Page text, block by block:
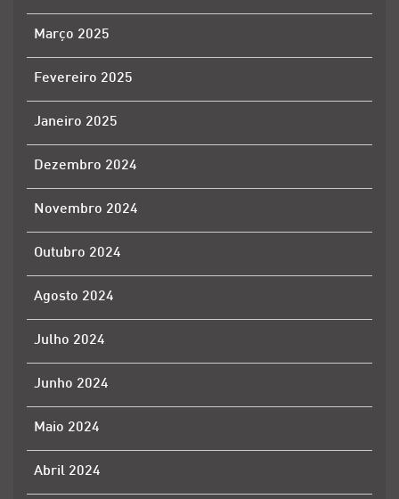
Março 2025
Fevereiro 2025
Janeiro 2025
Dezembro 2024
Novembro 2024
Outubro 2024
Agosto 2024
Julho 2024
Junho 2024
Maio 2024
Abril 2024